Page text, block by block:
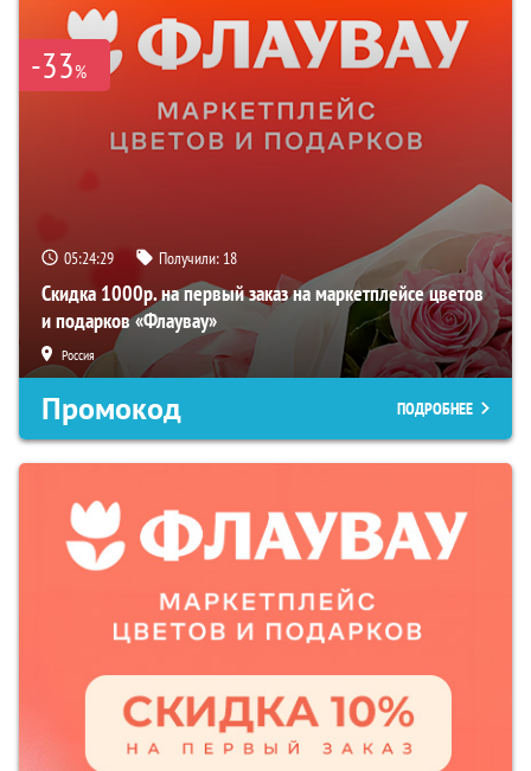
-33%
05:24:28 Получили: 18
Скидка 1000р. на первый заказ на маркетплейсе цветов
и подарков «Флаувау»
Россия
Промокод ПОДРОБНЕЕ